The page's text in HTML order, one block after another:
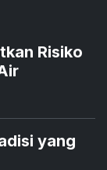
Risiko
yang